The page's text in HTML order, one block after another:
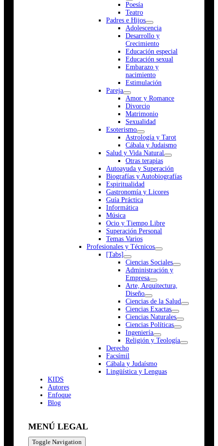
Poesía
Teatro
Padres e Hijos
Adolescencia
Desarrollo y
Crecimiento
Educación especial
Educación sexual
Embarazo y
nacimiento
Estimulación
Pareja
Amor y Romance
Divorcio
Matrimonio
Sexualidad
Esoterismo
Astrología y Tarot
Cábala y Judaismo
Salud y Vida Natural
Otras terapias
Autoayuda y Superación
Biografías y Autobiografías
Espiritualidad
Gastronomía y Licores
Guía Práctica
Informática
Música
Ocio y Tiempo Libre
Superación Personal
Temas Varios
Profesionales y Técnicos
[Tabs]
Ciencias Sociales
Administración y
Empresa
Arte, Arquitectura,
Diseño
Ciencias de la Salud
Ciencias Exactas
Ciencias Naturales
Ciencias Políticas
Ingeniería
Religión y Teología
Derecho
Facsímil
Cábala y Judaísmo
Lingüística y Lenguas
KIDS
Autores
Enfoque
Blog
MENÚ LEGAL
Toggle Navigation